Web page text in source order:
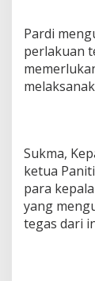
Pardi
perlakuan
Sukma,
ketua
para
yang
tegas dari